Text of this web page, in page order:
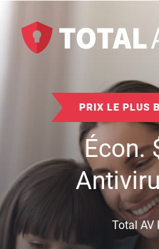
PRIX LE PLUS
Écon.
Total AV